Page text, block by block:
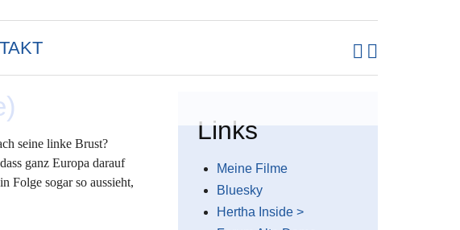
seine linke Brust?
ganz Europa darauf
Folge sogar so aussieht,
Links
Meine Filme
Bluesky
Hertha Inside >